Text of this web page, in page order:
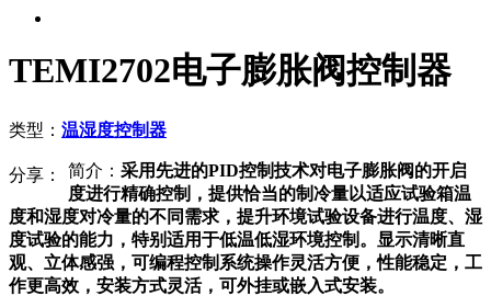
TEMI2702电子膨胀阀控制器
类型： 温湿度控制器
分享： 简介： 采用先进的PID控制技术对电子膨胀阀的开启
度进行精确控制，提供恰当的制冷量以适应试验箱温
度和湿度对冷量的不同需求，提升环境试验设备进行温度、湿
度试验的能力，特别适用于低温低湿环境控制。显示清晰直
观、立体感强，可编程控制系统操作灵活方便，性能稳定，工
作更高效，安装方式灵活，可外挂或嵌入式安装。